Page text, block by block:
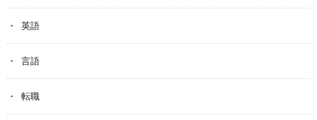
英語
言語
転職